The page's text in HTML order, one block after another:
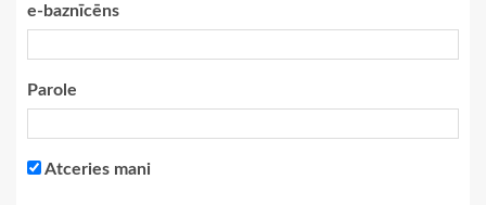
e-baznīcēns
Parole
Atceries mani